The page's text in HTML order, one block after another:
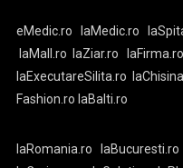
eMedic.ro laMedic.ro
laMall.ro
laZiar.ro laFirma.ro
laExecutareSilita.ro
Fashion.ro laBalti.ro
laRomania.ro laBucuresti.ro